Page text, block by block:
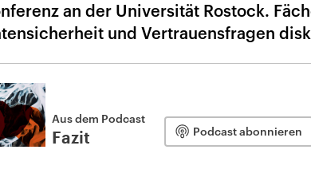
an der Universität Rostock.
und Vertrauensfragen
Aus dem Podcast
Fazit Podcast abonnieren